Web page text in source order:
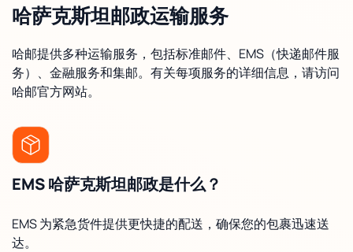
哈萨克斯坦邮政运输服务
哈邮提供多种运输服务，包括标准邮件、EMS（快递邮件服
务）、金融服务和集邮。有关每项服务的详细信息，请访问
哈邮官方网站。
EMS 哈萨克斯坦邮政是什么？
EMS 为紧急货件提供更快捷的配送，确保您的包裹迅速送
达。